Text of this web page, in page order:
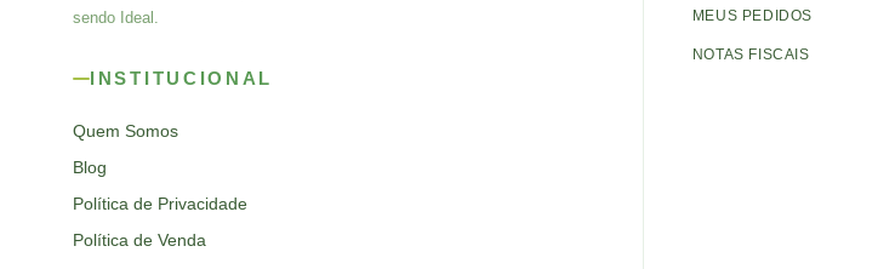
sendo Ideal.
INSTITUCIONAL
Quem Somos
Blog
Política de Privacidade
Política de Venda
MEUS PEDIDOS
NOTAS FISCAIS